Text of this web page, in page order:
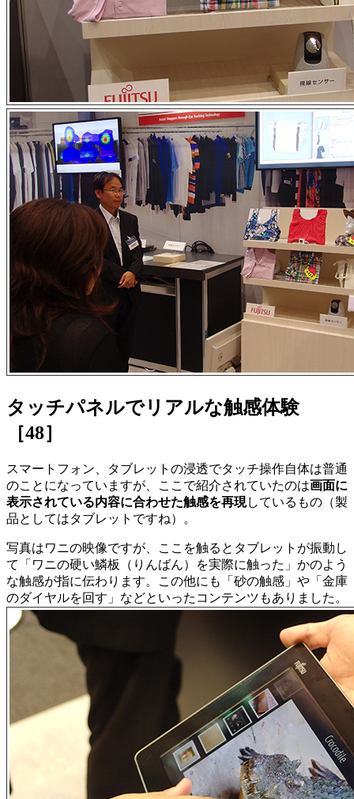
タッチパネルでリアルな触感体験
［48］
スマートフォン、タブレットの浸透でタッチ操作自体は普通
のことになっていますが、ここで紹介されていたのは画面に
表示されている内容に合わせた触感を再現しているもの（製
品としてはタブレットですね）。
写真はワニの映像ですが、ここを触るとタブレットが振動し
て「ワニの硬い鱗板（りんばん）を実際に触った」かのよう
な触感が指に伝わります。この他にも「砂の触感」や「金庫
のダイヤルを回す」などといったコンテンツもありました。